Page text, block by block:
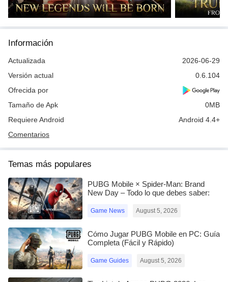
Información
Actualizada
2026-06-29
Versión actual
0.6.104
Ofrecida por
Tamaño de Apk
0MB
Requiere Android
Android 4.4+
Comentarios
Temas más populares
PUBG Mobile × Spider-Man: Brand
New Day – Todo lo que debes saber:
Game News August 5, 2026
Cómo Jugar PUBG Mobile en PC: Guía
Completa (Fácil y Rápido)
Game Guides August 5, 2026